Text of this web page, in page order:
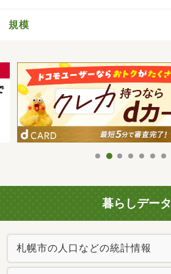
規模
暮らしデータ
札幌市の人口などの統計情報